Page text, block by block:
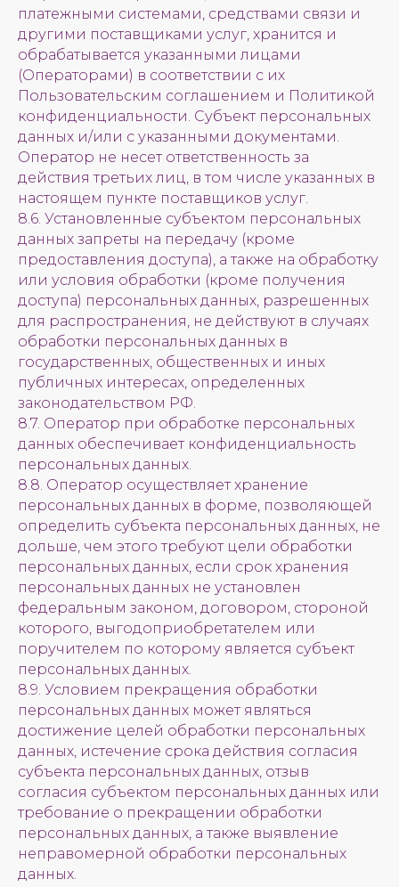
платежными системами, средствами связи и
другими поставщиками услуг, хранится и
обрабатывается указанными лицами
(Операторами) в соответствии с их
Пользовательским соглашением и Политикой
конфиденциальности. Субъект персональных
данных и/или с указанными документами.
Оператор не несет ответственность за
действия третьих лиц, в том числе указанных в
настоящем пункте поставщиков услуг.
8.6. Установленные субъектом персональных
данных запреты на передачу (кроме
предоставления доступа), а также на обработку
или условия обработки (кроме получения
доступа) персональных данных, разрешенных
для распространения, не действуют в случаях
обработки персональных данных в
государственных, общественных и иных
публичных интересах, определенных
законодательством РФ.
8.7. Оператор при обработке персональных
данных обеспечивает конфиденциальность
персональных данных.
8.8. Оператор осуществляет хранение
персональных данных в форме, позволяющей
определить субъекта персональных данных, не
дольше, чем этого требуют цели обработки
персональных данных, если срок хранения
персональных данных не установлен
федеральным законом, договором, стороной
которого, выгодоприобретателем или
поручителем по которому является субъект
персональных данных.
8.9. Условием прекращения обработки
персональных данных может являться
достижение целей обработки персональных
данных, истечение срока действия согласия
субъекта персональных данных, отзыв
согласия субъектом персональных данных или
требование о прекращении обработки
персональных данных, а также выявление
неправомерной обработки персональных
данных.